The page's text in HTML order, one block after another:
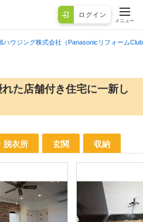
ログイン
メニュー
ハウジング株式会社（Panasonicリフォーム
た店舗付き住宅に一新し
脱衣所 玄関 収納